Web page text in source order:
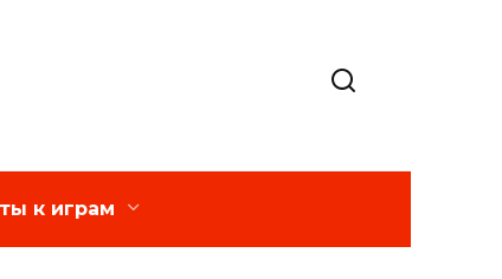
к играм